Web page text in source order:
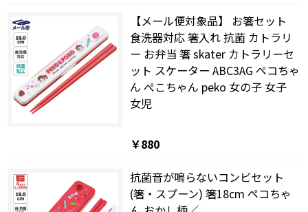
【メール便対象品】 お箸セット
食洗器対応 箸入れ 抗菌 カトラリ
ー お弁当 箸 skater カトラリーセ
ット スケーター ABC3AG ペコちゃ
ん ぺこちゃん peko 女の子 女子
女児
￥880
抗菌音が鳴らないコンビセット
(箸・スプーン) 箸18cm ペコちゃ